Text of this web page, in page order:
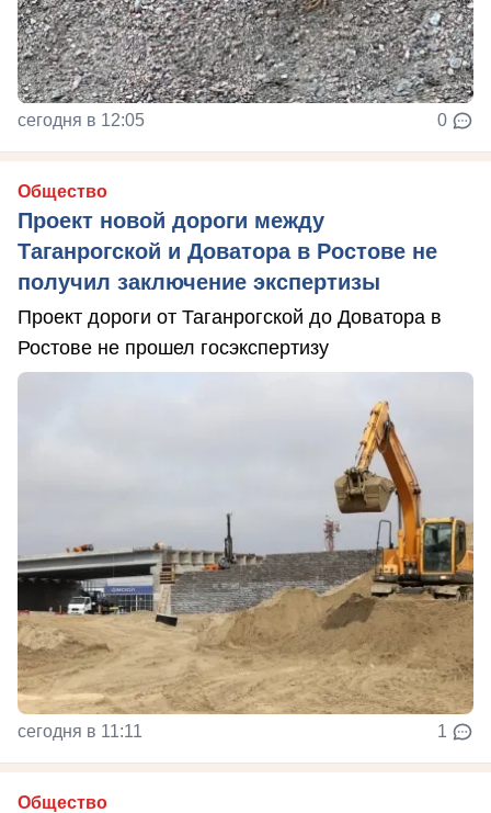
сегодня в 12:05 0
Общество
Проект новой дороги между
Таганрогской и Доватора в Ростове не
получил заключение экспертизы
Проект дороги от Таганрогской до Доватора в
Ростове не прошел госэкспертизу
сегодня в 11:11 1
Общество